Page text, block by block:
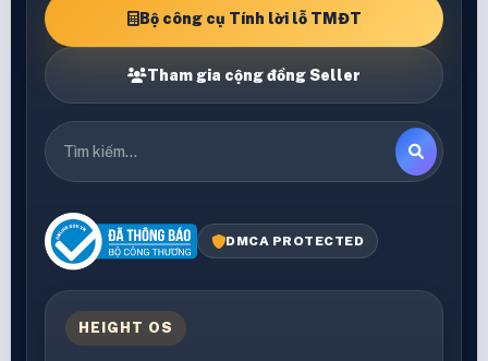
Bộ công cụ Tính lời lỗ TMĐT
Tham gia cộng đồng Seller
DMCA PROTECTED
HEIGHT OS